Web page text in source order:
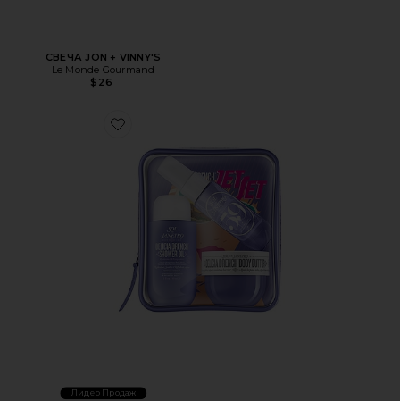
СВЕЧА JON + VINNY'S
Le Monde Gourmand
$26
Favorite ДОРОЖНЫЙ НАБОР DELICIA DRENCH JET SET
Лидер Продаж